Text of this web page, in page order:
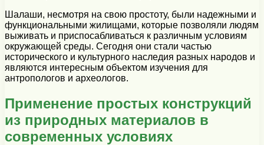
Шалаши, несмотря на свою простоту, были надежными и
функциональными жилищами, которые позволяли людям
выживать и приспосабливаться к различным условиям
окружающей среды. Сегодня они стали частью
исторического и культурного наследия разных народов и
являются интересным объектом изучения для
антропологов и археологов.
Применение простых конструкций
из природных материалов в
современных условиях